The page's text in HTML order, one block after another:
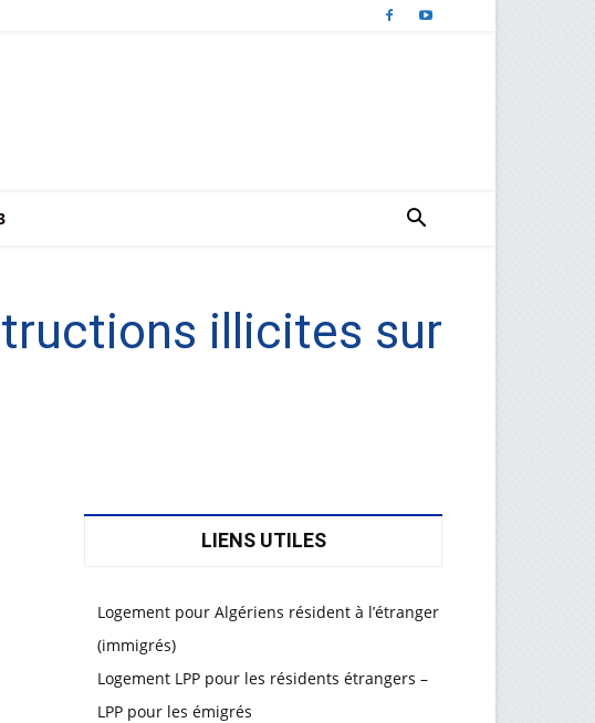
illicites sur
LIENS UTILES
Logement pour Algériens résident à l’étranger
(immigrés)
Logement LPP pour les résidents étrangers –
LPP pour les émigrés